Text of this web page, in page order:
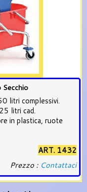
Secchio
litri complessivi.
litri cad.
in plastica, ruote
ART. 1432
Prezzo : Contattaci